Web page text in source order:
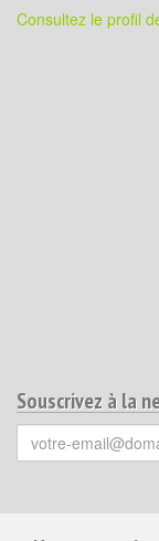
Consultez le profil
Souscrivez à la
Votre
email
Pour